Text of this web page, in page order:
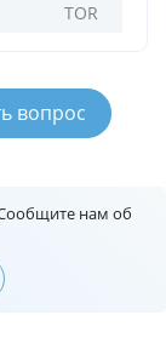
TOR
вопрос
нам об